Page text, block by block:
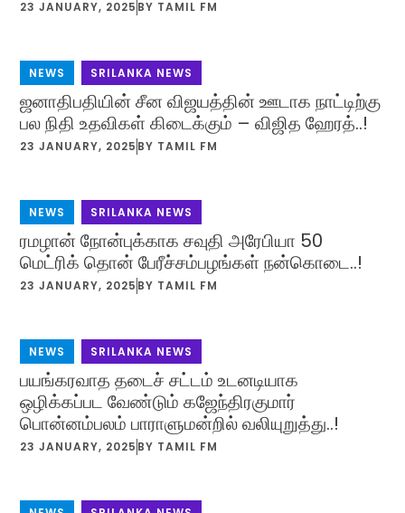
23 JANUARY, 2025 BY TAMIL FM
NEWS SRILANKA NEWS
ஜனாதிபதியின் சீன விஜயத்தின் ஊடாக நாட்டிற்கு
பல நிதி உதவிகள் கிடைக்கும் – விஜித ஹேரத்..!
23 JANUARY, 2025 BY TAMIL FM
NEWS SRILANKA NEWS
ரமழான் நோன்புக்காக சவுதி அரேபியா 50
மெட்ரிக் தொன் பேரீச்சம்பழங்கள் நன்கொடை..!
23 JANUARY, 2025 BY TAMIL FM
NEWS SRILANKA NEWS
பயங்கரவாத தடைச் சட்டம் உடனடியாக
ஒழிக்கப்பட வேண்டும் கஜேந்திரகுமார்
பொன்னம்பலம் பாராளுமன்றில் வலியுறுத்து..!
23 JANUARY, 2025 BY TAMIL FM